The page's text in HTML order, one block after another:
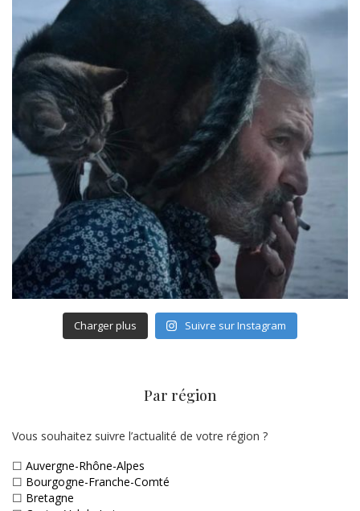
Charger plus Suivre sur Instagram
Par région
Vous souhaitez suivre l’actualité de votre région ?
☐ Auvergne-Rhône-Alpes
☐ Bourgogne-Franche-Comté
☐ Bretagne